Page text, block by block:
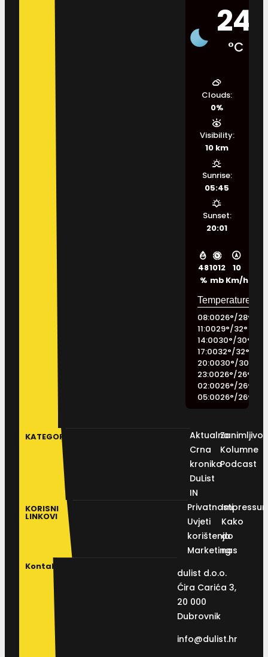
24
°C
48
%
1012
mb
10
Km/h
Clouds:
0%
Visibility:
10 km
Sunrise:
05:45
Sunset:
20:01
08:0026°/28°
11:0029°/32°
14:0030°/30°
17:0032°/32°
20:0030°/30
23:0026°/26°
02:0026°/26°
05:0026°/26°
KATEGORIJE
Aktualno
Crna
kronika
DuList
IN
Kolumne
Podcast
KORISNI
LINKOVI
Privatnosti
Uvjeti
korištenja
Marketing
Kako
do
nas
Kontakt
dulist d.o.o.
Ćira Carića 3,
20 000
Dubrovnik
info@dulist.hr